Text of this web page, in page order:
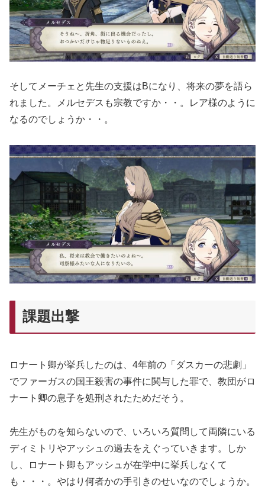
そしてメーチェと先生の支援はBになり、将来の夢を語ら
れました。メルセデスも宗教ですか・・。レア様のように
なるのでしょうか・・。
課題出撃
ロナート卿が挙兵したのは、4年前の「ダスカーの悲劇」
でファーガスの国王殺害の事件に関与した罪で、教団がロ
ナート卿の息子を処刑されたためだそう。
先生がものを知らないので、いろいろ質問して両隣にいる
ディミトリやアッシュの過去をえぐっていきます。しか
し、ロナート卿もアッシュが在学中に挙兵しなくて
も・・・。やはり何者かの手引きのせいなのでしょうか。